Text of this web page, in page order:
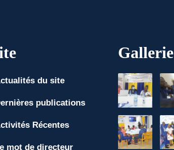
du site
publications
Récentes
mot de directeur
Gallerie